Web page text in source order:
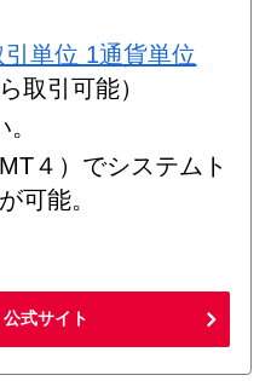
単位 1通貨単位
取引可能）
４）でシステムト
可能。
式サイト